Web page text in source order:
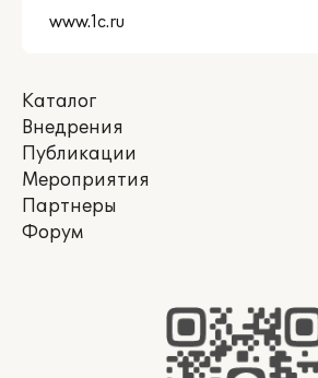
Каталог
Внедрения
Публикации
Мероприятия
Партнеры
Форум